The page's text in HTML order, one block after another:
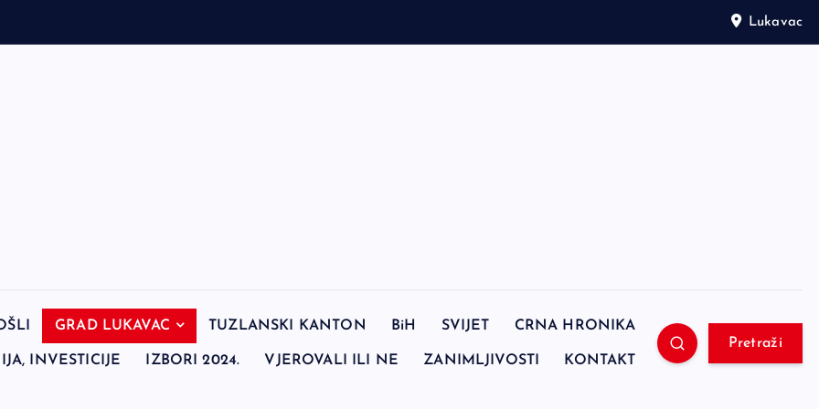
Lukavac
GRAD LUKAVAC TUZLANSKI KANTON BiH SVIJET CRNA HRONIKA
INVESTICIJE IZBORI 2024. VJEROVALI ILI NE ZANIMLJIVOSTI KONTAKT
Pretraži